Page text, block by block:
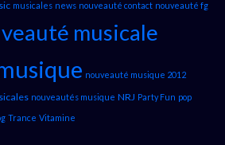
musicales news nouveauté contact nouveauté fg
musicale
nouveauté musique 2012
nouveautés musique NRJ Party Fun pop
Trance Vitamine